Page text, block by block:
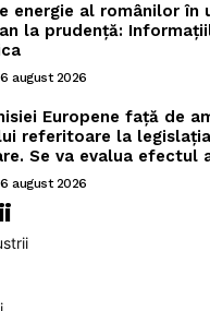
energie al românilor în
la prudență:
6 august 2026
Europene față de
referitoare la
Se va evalua efectul
6 august 2026